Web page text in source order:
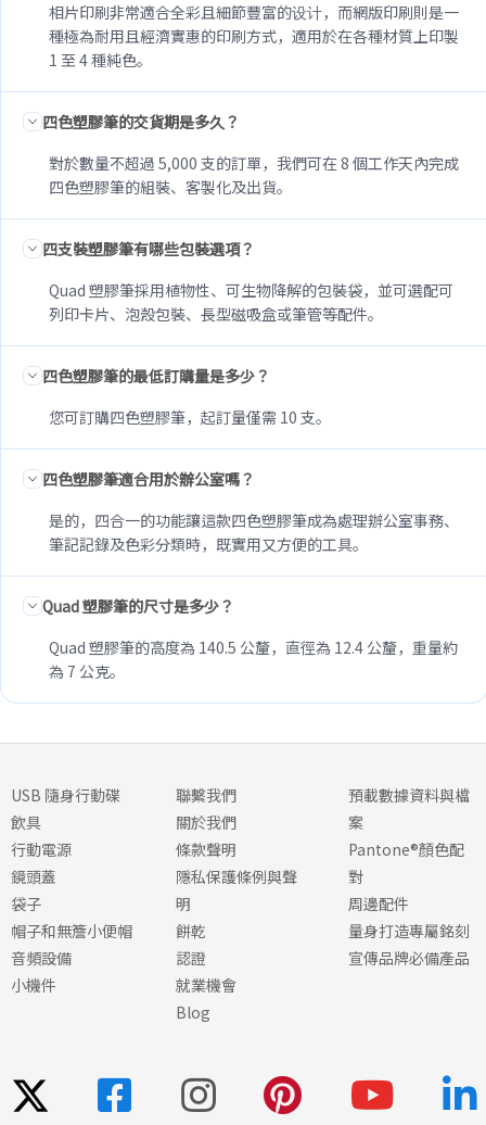
相片印刷非常適合全彩且細節豐富的设计，而網版印刷則是一
種極為耐用且經濟實惠的印刷方式，適用於在各種材質上印製
1 至 4 種純色。
四色塑膠筆的交貨期是多久？
對於數量不超過 5,000 支的訂單，我們可在 8 個工作天內完成
四色塑膠筆的組裝、客製化及出貨。
四支裝塑膠筆有哪些包裝選項？
Quad 塑膠筆採用植物性、可生物降解的包裝袋，並可選配可
列印卡片、泡殼包裝、長型磁吸盒或筆管等配件。
四色塑膠筆的最低訂購量是多少？
您可訂購四色塑膠筆，起訂量僅需 10 支。
四色塑膠筆適合用於辦公室嗎？
是的，四合一的功能讓這款四色塑膠筆成為處理辦公室事務、
筆記記錄及色彩分類時，既實用又方便的工具。
Quad 塑膠筆的尺寸是多少？
Quad 塑膠筆的高度為 140.5 公釐，直徑為 12.4 公釐，重量約
為 7 公克。
USB 隨身行動碟
飲具
行動電源
鏡頭蓋
袋子
帽子和無簷小便帽
音頻設備
小機件
聯繫我們
關於我們
條款聲明
隱私保護條例與聲
明
餅乾
認證
就業機會
Blog
預載數據資料與檔
案
Pantone®顏色配
對
周邊配件
量身打造專屬銘刻
宣傳品牌必備產品